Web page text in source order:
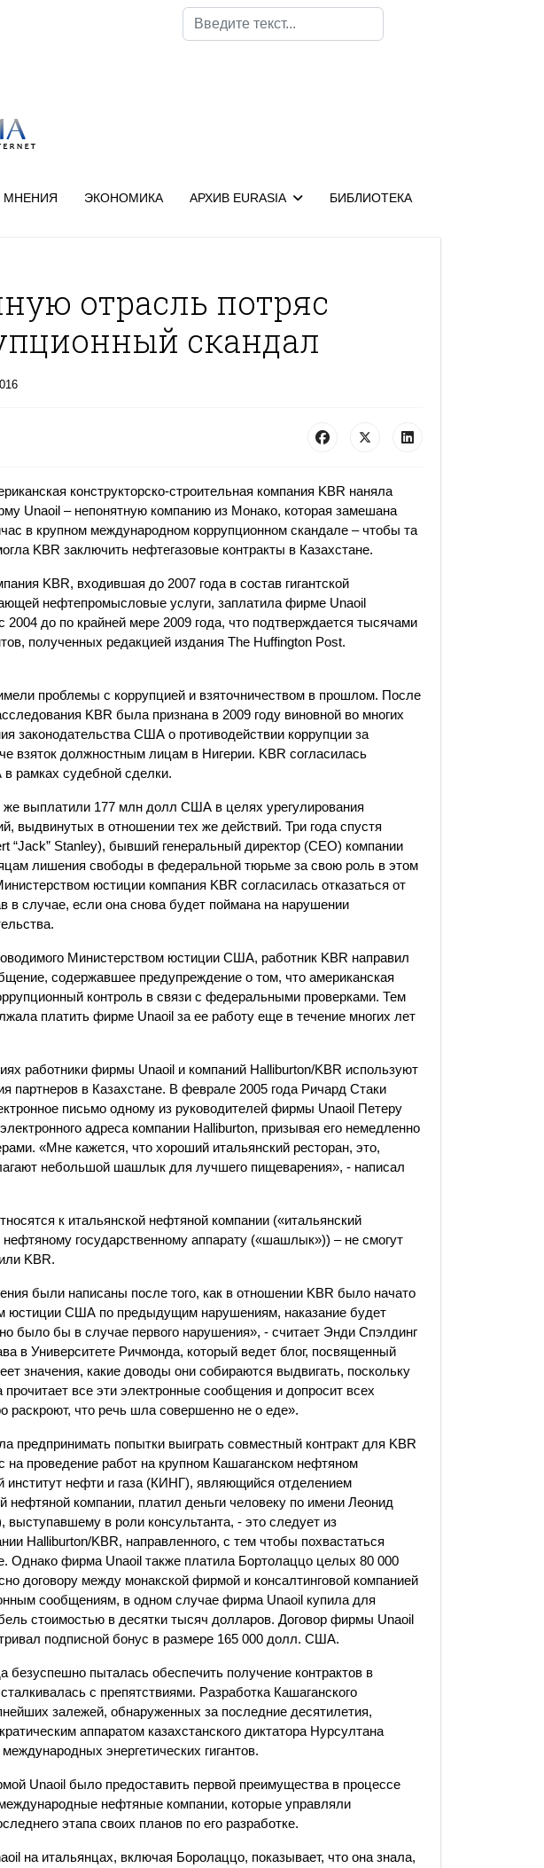
Поиск
МНЕНИЯ ЭКОНОМИКА АРХИВ EURASIA БИБЛИОТЕКА
отрасль потряс
скандал
конструкторско-строительная компания KBR наняла
Unaoil – непонятную компанию из Монако, которая замешана
в крупном международном коррупционном скандале – чтобы та
KBR заключить нефтегазовые контракты в Казахстане.
KBR, входившая до 2007 года в состав гигантской
нефтепромысловые услуги, заплатила фирме Unaoil
до по крайней мере 2009 года, что подтверждается тысячами
полученных редакцией издания The Huffington Post.
проблемы с коррупцией и взяточничеством в прошлом. После
KBR была признана в 2009 году виновной во многих
законодательства США о противодействии коррупции за
взяток должностным лицам в Нигерии. KBR согласилась
рамках судебной сделки.
же выплатили 177 млн долл США в целях урегулирования
выдвинутых в отношении тех же действий. Три года спустя
“Jack” Stanley), бывший генеральный директор (CEO) компании
лишения свободы в федеральной тюрьме за свою роль в этом
юстиции компания KBR согласилась отказаться от
в случае, если она снова будет поймана на нарушении
Министерством юстиции США, работник KBR направил
содержавшее предупреждение о том, что американская
контроль в связи с федеральными проверками. Тем
платить фирме Unaoil за ее работу еще в течение многих лет
работники фирмы Unaoil и компаний Halliburton/KBR используют
партнеров в Казахстане. В феврале 2005 года Ричард Стаки
письмо одному из руководителей фирмы Unaoil Петеру
адреса компании Halliburton, призывая его немедленно
«Мне кажется, что хороший итальянский ресторан, это,
небольшой шашлык для лучшего пищеварения», - написал
к итальянской нефтяной компании («итальянский
нефтяному государственному аппарату («шашлык»)) – не смогут
KBR.
были написаны после того, как в отношении KBR было начато
юстиции США по предыдущим нарушениям, наказание будет
было бы в случае первого нарушения», - считает Энди Спэлдинг
в Университете Ричмонда, который ведет блог, посвященный
значения, какие доводы они собираются выдвигать, поскольку
все эти электронные сообщения и допросит всех
раскроют, что речь шла совершенно не о еде».
предпринимать попытки выиграть совместный контракт для KBR
на проведение работ на крупном Кашаганском нефтяном
институт нефти и газа (КИНГ), являющийся отделением
нефтяной компании, платил деньги человеку по имени Леонид
выступавшему в роли консультанта, - это следует из
Halliburton/KBR, направленного, с тем чтобы похвастаться
Однако фирма Unaoil также платила Бортолаццо целых 80 000
договору между монакской фирмой и консалтинговой компанией
сообщениям, в одном случае фирма Unaoil купила для
стоимостью в десятки тысяч долларов. Договор фирмы Unaoil
подписной бонус в размере 165 000 долл. США.
безуспешно пыталась обеспечить получение контрактов в
с препятствиями. Разработка Кашаганского
залежей, обнаруженных за последние десятилетия,
аппаратом казахстанского диктатора Нурсултана
энергетических гигантов.
Unaoil было предоставить первой преимущества в процессе
нефтяные компании, которые управляли
этапа своих планов по его разработке.
на итальянцах, включая Боролаццо, показывает, что она знала,